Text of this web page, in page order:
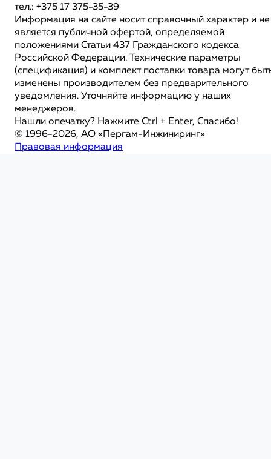
тел.: +375 17 375-35-39
Информация на сайте носит справочный характер и не
является публичной офертой, определяемой
положениями Статьи 437 Гражданского кодекса
Российской Федерации. Технические параметры
(спецификация) и комплект поставки товара могут
изменены производителем без предварительного
уведомления. Уточняйте информацию у наших
менеджеров.
Нашли опечатку? Нажмите Ctrl + Enter, Спасибо!
© 1996-2026, АО «Пергам-Инжиниринг»
Правовая информация